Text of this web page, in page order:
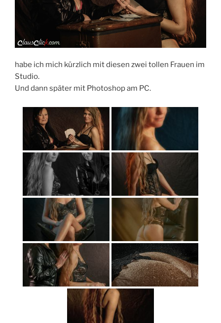
habe ich mich kürzlich mit diesen zwei tollen Frauen im
Studio.
Und dann später mit Photoshop am PC.